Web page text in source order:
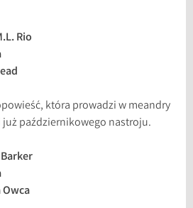
Rio
która prowadzi w meandry
już październikowego nastroju.